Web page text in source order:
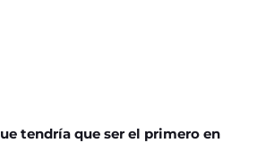
tendría que ser el primero en